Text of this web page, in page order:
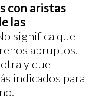
con aristas
las
significa que
abruptos.
y que
indicados para